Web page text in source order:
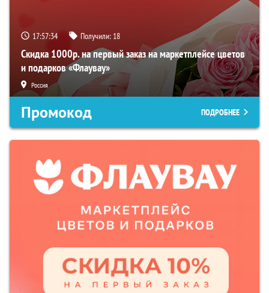
17:57:33 Получили: 18
Скидка 1000р. на первый заказ на маркетплейсе цветов
и подарков «Флаувау»
Россия
Промокод ПОДРОБНЕЕ